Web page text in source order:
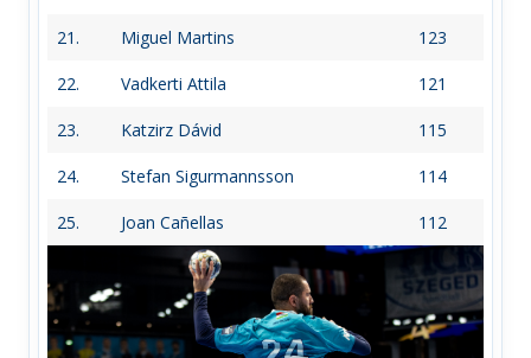
21. Miguel Martins 123
22. Vadkerti Attila 121
23. Katzirz Dávid 115
24. Stefan Sigurmannsson 114
25. Joan Cañellas 112